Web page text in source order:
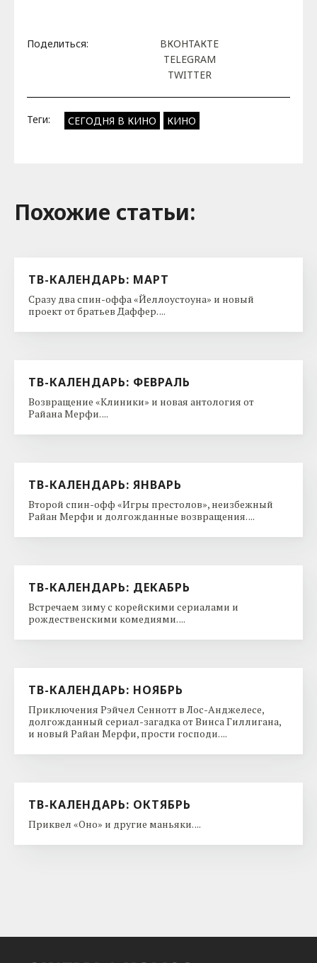
Поделиться:
ВКОНТАКТЕ
TELEGRAM
TWITTER
Теги: СЕГОДНЯ В КИНО КИНО
Похожие cтатьи:
ТВ-КАЛЕНДАРЬ: МАРТ
Сразу два спин-оффа «Йеллоустоуна» и новый
проект от братьев Даффер. ...
ТВ-КАЛЕНДАРЬ: ФЕВРАЛЬ
Возвращение «Клиники» и новая антология от
Райана Мерфи. ...
ТВ-КАЛЕНДАРЬ: ЯНВАРЬ
Второй спин-офф «Игры престолов», неизбежный
Райан Мерфи и долгожданные возвращения. ...
ТВ-КАЛЕНДАРЬ: ДЕКАБРЬ
Встречаем зиму с корейскими сериалами и
рождественскими комедиями. ...
ТВ-КАЛЕНДАРЬ: НОЯБРЬ
Приключения Рэйчел Сеннотт в Лос-Анджелесе,
долгожданный сериал-загадка от Винса Гиллигана,
и новый Райан Мерфи, прости господи. ...
ТВ-КАЛЕНДАРЬ: ОКТЯБРЬ
Приквел «Оно» и другие маньяки. ...